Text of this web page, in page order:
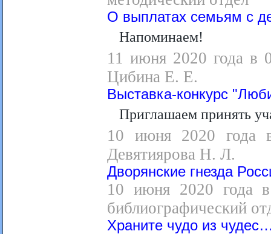
О выплатах семьям с
Напоминаем!
11 июня 2020 года в
Цибина Е. Е.
Выставка-конкурс
Приглашаем принять
10 июня 2020 года
Девятиярова Н. Л.
Дворянские гнезда
10 июня 2020 года в
библиографический
Храните чудо из